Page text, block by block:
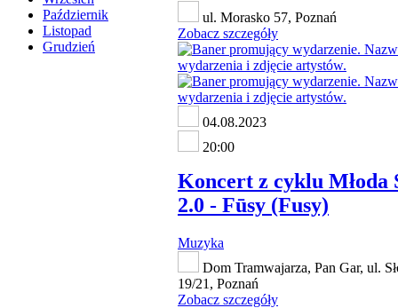
Październik
Listopad
Grudzień
ul. Morasko 57, Poznań
Zobacz szczegóły
04.08.2023
20:00
Koncert z cyklu Młoda
2.0 - Fūsy (Fusy)
Muzyka
Dom Tramwajarza, Pan Gar, ul.
19/21, Poznań
Zobacz szczegóły